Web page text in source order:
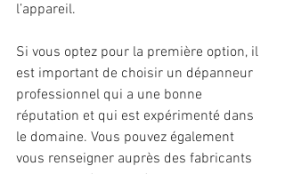
l’appareil.
Si vous optez pour la première option, il
est important de choisir un dépanneur
professionnel qui a une bonne
réputation et qui est expérimenté dans
le domaine. Vous pouvez également
vous renseigner auprès des fabricants